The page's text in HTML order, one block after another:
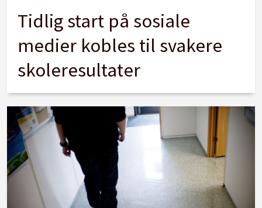
Tidlig start på sosiale
medier kobles til svakere
skoleresultater